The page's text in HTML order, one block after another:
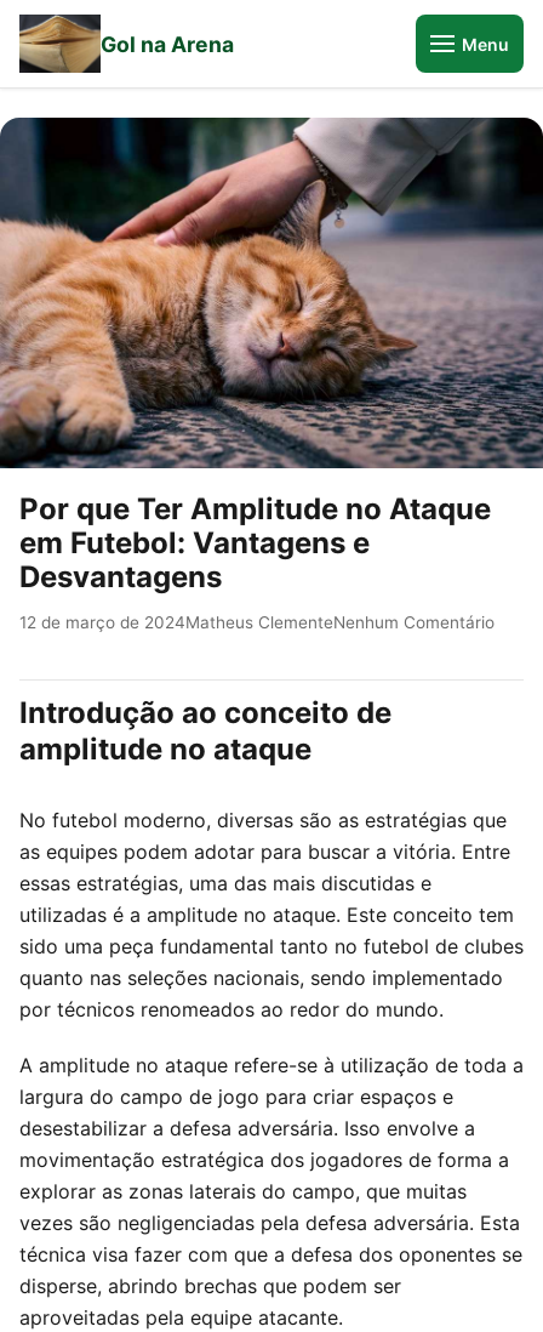
Gol na Arena Menu
Por que Ter Amplitude no Ataque
em Futebol: Vantagens e
Desvantagens
12 de março de 2024Matheus ClementeNenhum Comentário
Introdução ao conceito de
amplitude no ataque
No futebol moderno, diversas são as estratégias que
as equipes podem adotar para buscar a vitória. Entre
essas estratégias, uma das mais discutidas e
utilizadas é a amplitude no ataque. Este conceito tem
sido uma peça fundamental tanto no futebol de clubes
quanto nas seleções nacionais, sendo implementado
por técnicos renomeados ao redor do mundo.
A amplitude no ataque refere-se à utilização de toda a
largura do campo de jogo para criar espaços e
desestabilizar a defesa adversária. Isso envolve a
movimentação estratégica dos jogadores de forma a
explorar as zonas laterais do campo, que muitas
vezes são negligenciadas pela defesa adversária. Esta
técnica visa fazer com que a defesa dos oponentes se
disperse, abrindo brechas que podem ser
aproveitadas pela equipe atacante.